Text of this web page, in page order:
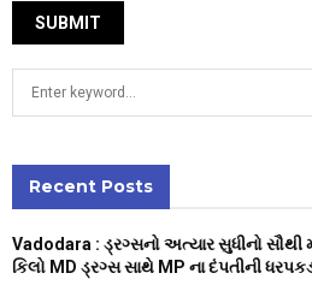
h
o
Recent Posts
Vadodara : ડ્રગ્સનો અત્યાર સુધીનો સૌથી
કિલો MD ડ્રગ્સ સાથે MP ના દંપતીની